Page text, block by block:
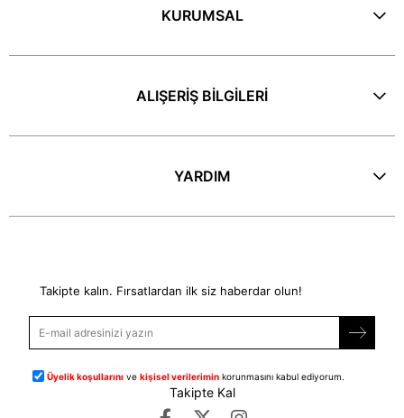
KURUMSAL
ALIŞERİŞ BİLGİLERİ
YARDIM
Takipte kalın. Fırsatlardan ilk siz haberdar olun!
Üyelik koşullarını vekişisel verilerimin korunmasını kabul ediyorum.
Takipte Kal